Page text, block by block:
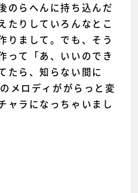
のらへんに持ち込んだ
たりしていろんなとこ
りまして。でも、そう
って「あ、いいのでき
たら、知らない間に
メロディががらっと変
ャラになっちゃいまし